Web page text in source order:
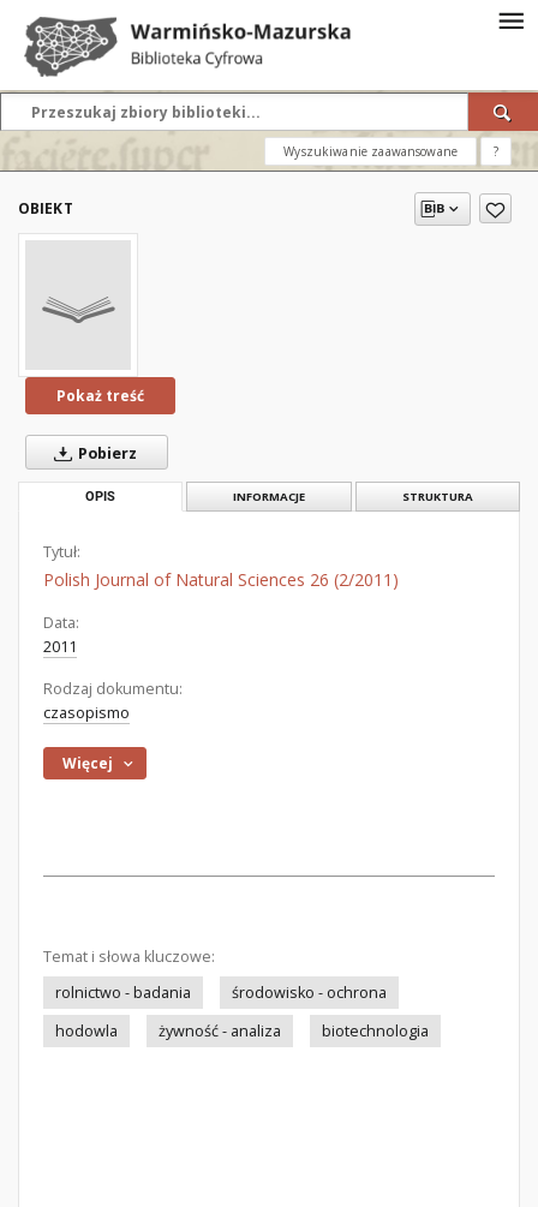
Wyszukiwanie zaawansowane ?
OBIEKT
Pokaż treść
Pobierz
OPIS INFORMACJE STRUKTURA
Tytuł:
Polish Journal of Natural Sciences 26 (2/2011)
Data:
2011
Rodzaj dokumentu:
czasopismo
Więcej
Temat i słowa kluczowe:
rolnictwo - badania
środowisko - ochrona
hodowla
żywność - analiza biotechnologia